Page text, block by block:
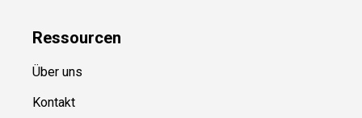
Über uns
Kontakt
Kooperation